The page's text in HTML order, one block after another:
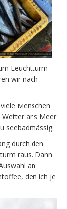
Leuchtturm
wir nach
Menschen
Wetter ans Meer
seebadmässig.
durch den
raus. Dann
an
den ich je